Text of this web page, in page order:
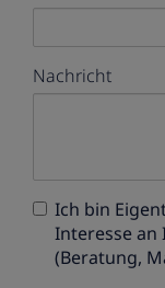
Nachricht
Ich bin
Interesse
(Beratung,